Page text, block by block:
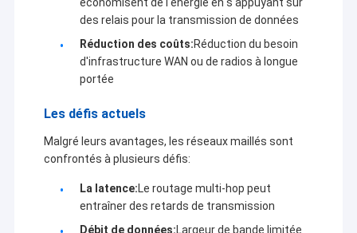
des relais pour la transmission de données
Réduction des coûts:Réduction du besoin
d'infrastructure WAN ou de radios à longue
portée
Les défis actuels
Malgré leurs avantages, les réseaux maillés sont
confrontés à plusieurs défis:
La latence:Le routage multi-hop peut
entraîner des retards de transmission
Débit de données:Largeur de bande limitée
industriels,réseaux Ethernet sans fil industriels, la
drones/navires sans pilote/véhicules sans pilote et la
liaison de données sans fil multi-pathes contrôlée par